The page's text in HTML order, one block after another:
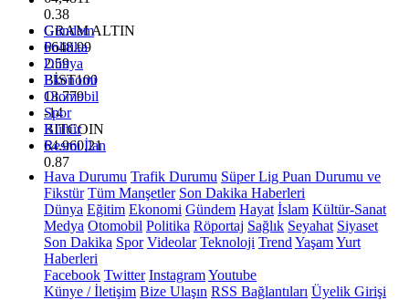
0.38
GRAM ALTIN
6648.99
2.59
BİST100
13.779
-14
BITCOIN
64.960,21
0.87
Gündem
Politika
Dünya
Ekonomi
Otomobil
Spor
Kültür
Resmi İlan
Hava Durumu Trafik Durumu Süper Lig Puan Durumu ve
Fikstür Tüm Manşetler Son Dakika Haberleri
Dünya Eğitim Ekonomi Gündem Hayat İslam Kültür-Sanat
Medya Otomobil Politika Röportaj Sağlık Seyahat Siyaset
Son Dakika Spor Videolar Teknoloji Trend YaşamYurt
Haberleri
Facebook Twitter InstagramYoutube
Künye / İletişim Bize Ulaşın RSS Bağlantıları Üyelik Girişi